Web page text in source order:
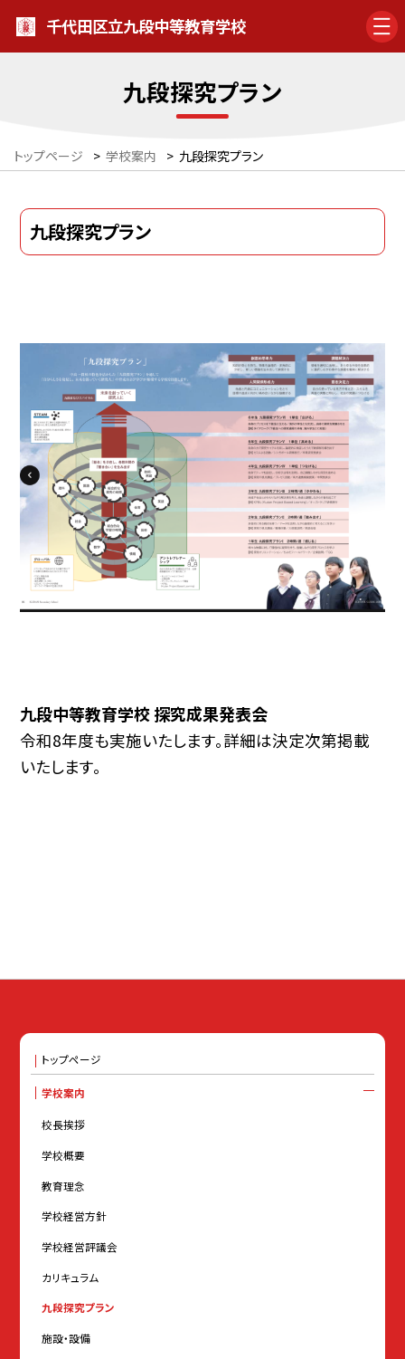
千代田区立九段中等教育学校
九段探究プラン
トップページ > 学校案内 > 九段探究プラン
九段探究プラン
九段中等教育学校 探究成果発表会
令和8年度も実施いたします。詳細は決定次第掲載
いたします。
トップページ
学校案内
校長挨拶
学校概要
教育理念
学校経営方針
学校経営評議会
カリキュラム
九段探究プラン
施設・設備